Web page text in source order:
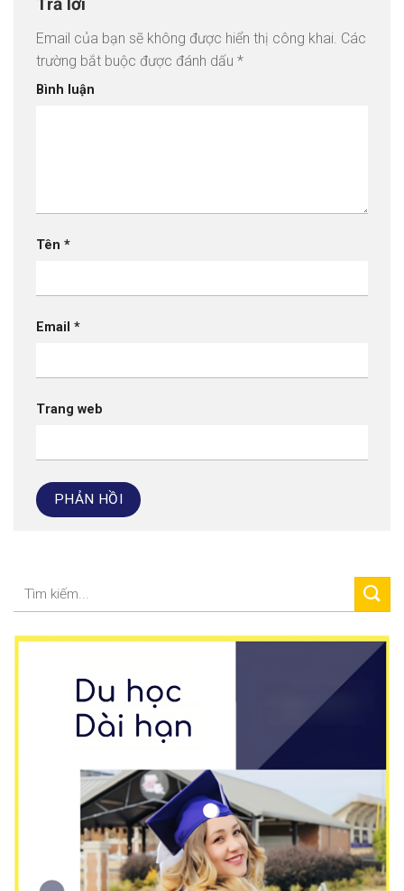
Trả lời
Email của bạn sẽ không được hiển thị công khai. Các
trường bắt buộc được đánh dấu *
Bình luận
Tên *
Email *
Trang web